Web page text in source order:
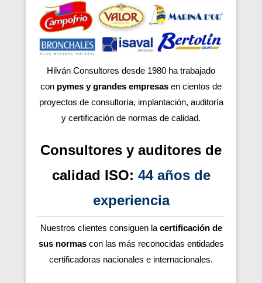
Hilván Consultores desde 1980 ha trabajado
con pymes y grandes empresas en cientos de
proyectos de consultoría, implantación, auditoría
y certificación de normas de calidad.
Consultores y auditores de
calidad ISO: 44 años de
experiencia
Nuestros clientes consiguen la certificación de
sus normas con las más reconocidas entidades
certificadoras nacionales e internacionales.